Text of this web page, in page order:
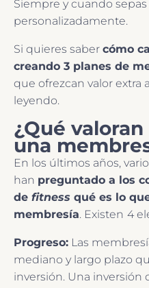
Siempre y cuando
personalizadamente.
Si quieres saber cómo
creando 3 planes de
que ofrezcan valor extra
leyendo.
¿Qué
una
En los últimos años,
han preguntado a los
de fitness qué es lo
membresía. Existen 4
Progreso: Las
mediano y largo plazo
inversión. Una inversión